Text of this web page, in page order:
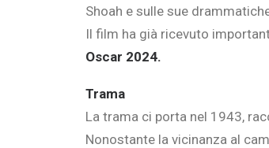
Shoah e sulle sue
Il film ha già ricevuto
Oscar 2024.
Trama
La trama ci porta nel 1943,
Nonostante la vicinanza al